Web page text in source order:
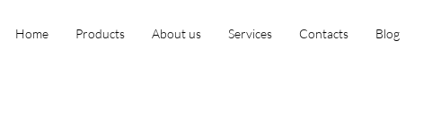
Home Products About us Services Contacts Blog